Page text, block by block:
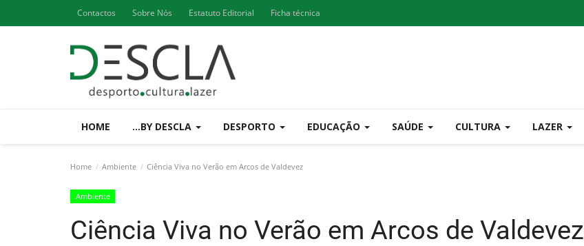
Contactos Sobre Nós Estatuto Editorial Ficha técnica
HOME ...BY DESCLA DESPORTO EDUCAÇÃO SAÚDE CULTURA LAZER
Home Ambiente Ciência Viva no Verão em Arcos de Valdevez
Ambiente
Ciência Viva no Verão em Arcos de Valdevez